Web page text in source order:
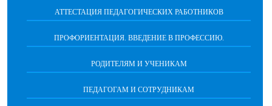
АТТЕСТАЦИЯ ПЕДАГОГИЧЕСКИХ РАБОТНИКОВ
ПРОФОРИЕНТАЦИЯ. ВВЕДЕНИЕ В ПРОФЕССИЮ.
РОДИТЕЛЯМ И УЧЕНИКАМ
ПЕДАГОГАМ И СОТРУДНИКАМ